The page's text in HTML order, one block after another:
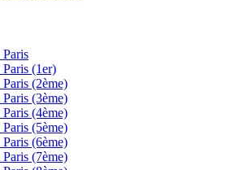
Paris
Paris (1er)
Paris (2ème)
Paris (3ème)
Paris (4ème)
Paris (5ème)
Paris (6ème)
Paris (7ème)